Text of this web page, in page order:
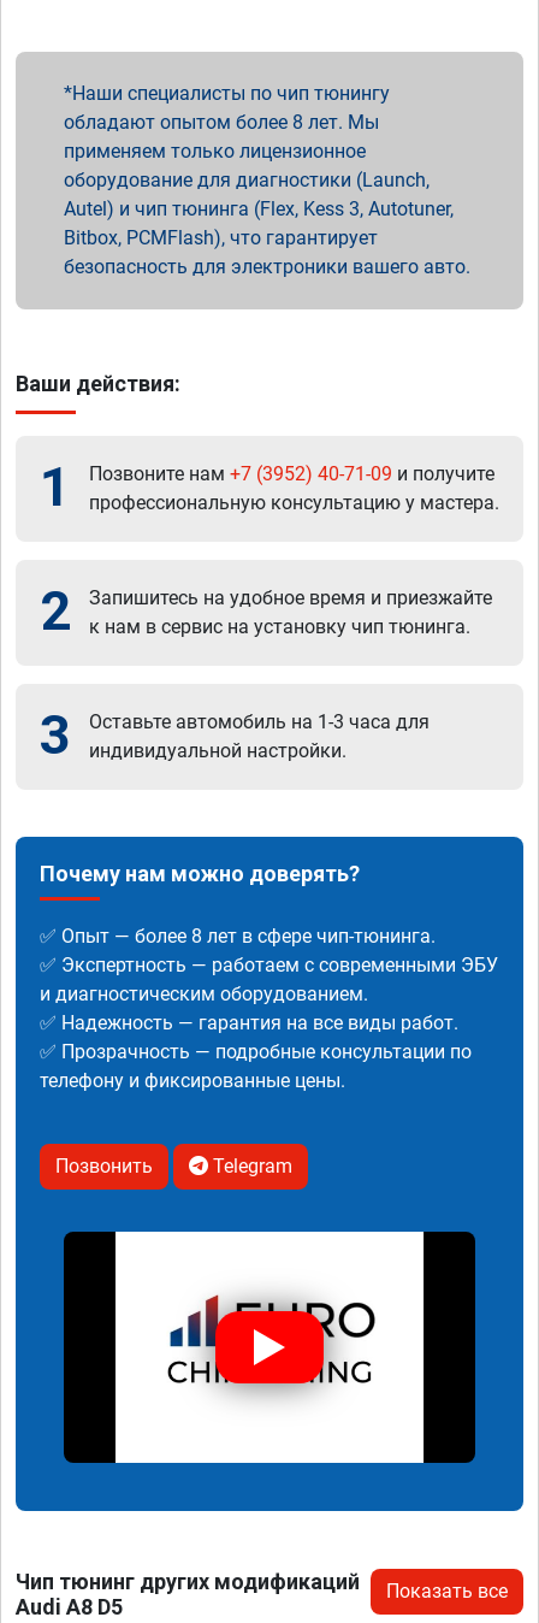
Наши специалисты по чип тюнингу
обладают опытом более 8 лет. Мы
применяем только лицензионное
оборудование для диагностики (Launch,
Autel) и чип тюнинга (Flex, Kess 3, Autotuner,
Bitbox, PCMFlash), что гарантирует
безопасность для электроники вашего авто.
Ваши действия:
1 Позвоните нам +7 (3952) 40-71-09 и получите
профессиональную консультацию у мастера.
2
Запишитесь на удобное время и приезжайте
к нам в сервис на установку чип тюнинга.
3
Оставьте автомобиль на 1-3 часа для
индивидуальной настройки.
Почему нам можно доверять?
✅ Опыт — более 8 лет в сфере чип-тюнинга.
✅ Экспертность — работаем с современными ЭБУ
и диагностическим оборудованием.
✅ Надежность — гарантия на все виды работ.
✅ Прозрачность — подробные консультации по
телефону и фиксированные цены.
Позвонить Telegram
Чип тюнинг других модификаций
Audi A8 D5
Показать все